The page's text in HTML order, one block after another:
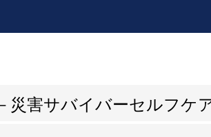
災害サバイバーセルフケ